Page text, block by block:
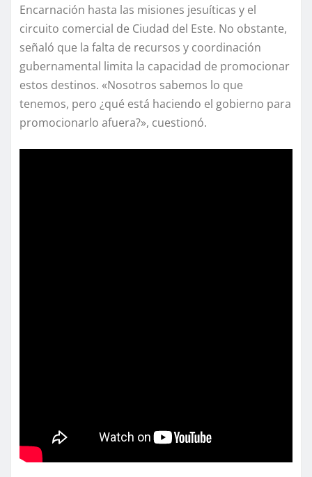
Encarnación hasta las misiones jesuíticas y el
circuito comercial de Ciudad del Este. No obstante,
señaló que la falta de recursos y coordinación
gubernamental limita la capacidad de promocionar
estos destinos. «Nosotros sabemos lo que
tenemos, pero ¿qué está haciendo el gobierno para
promocionarlo afuera?», cuestionó.